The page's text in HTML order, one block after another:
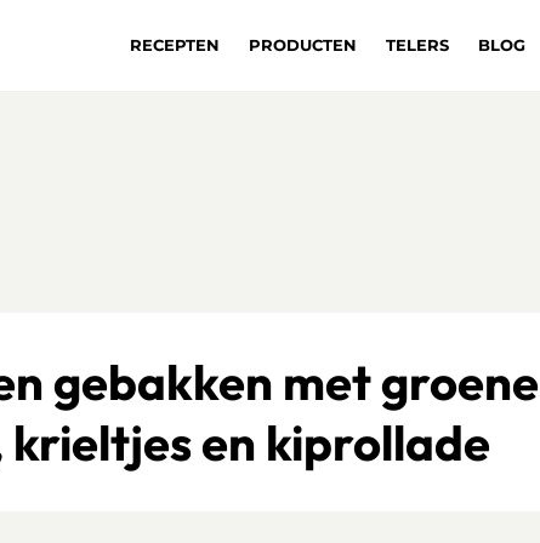
RECEPTEN PRODUCTEN TELERS BLOG
gebakken met groene
krieltjes en kiprollade